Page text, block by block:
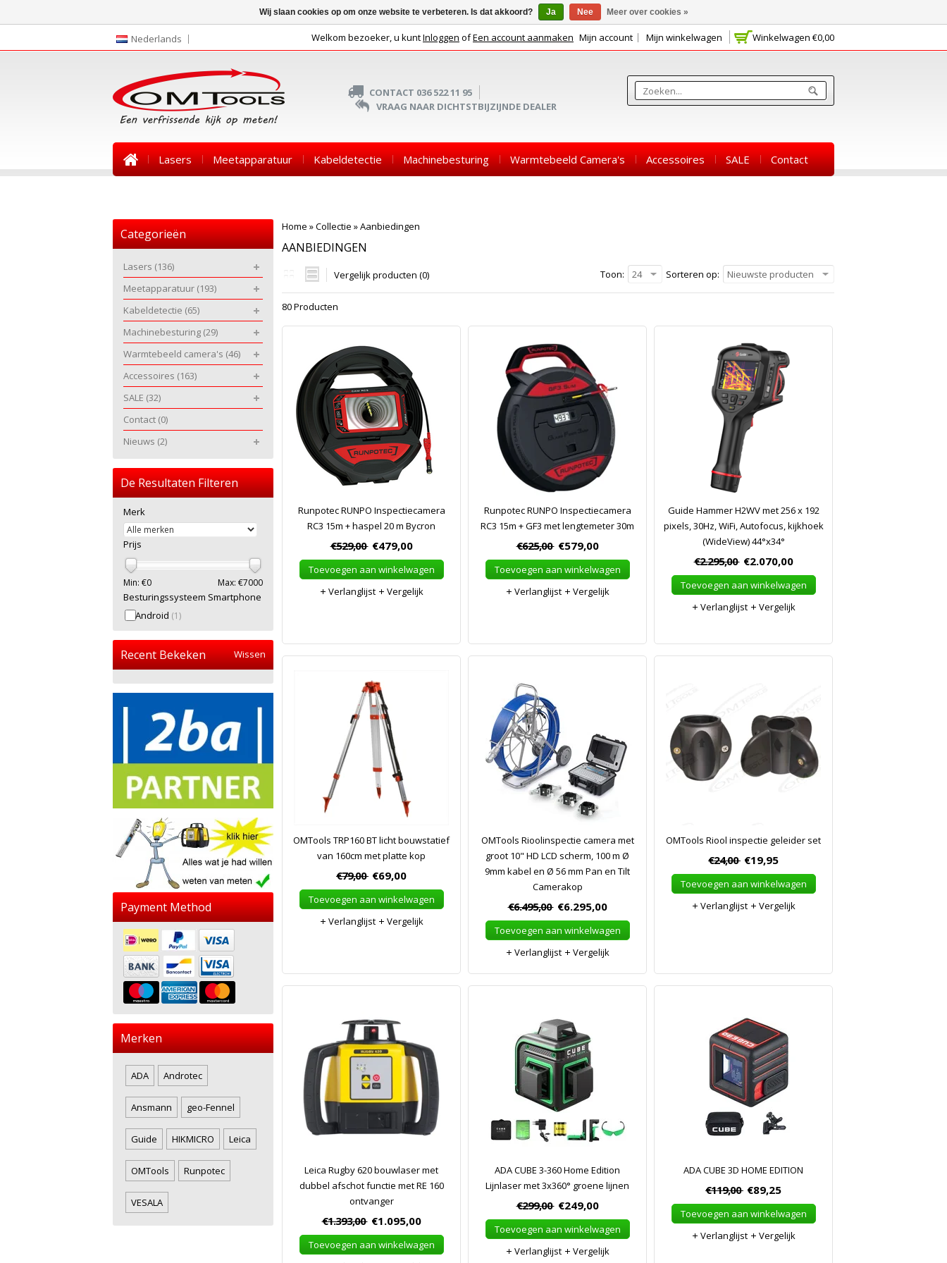
Nederlands Winkelwagen €0,00
Welkom bezoeker, u kuntInloggen ofEen account aanmaken Mijn account Mijn winkelwagen
CONTACT 036 522 11 95
VRAAG NAAR DICHTSTBIJZIJNDE DEALER
Lasers Meetapparatuur Kabeldetectie Machinebesturing Warmtebeeld Camera's Accessoires SALE Contact
Home »Collectie »Aanbiedingen
AANBIEDINGEN
Vergelijk producten (0) Sorteren op: Nieuwste producten
Toon: 24
80 Producten
Runpotec RUNPO Inspectiecamera
RC3 15m + haspel 20 m Bycron
€529,00 €479,00
Toevoegen aan winkelwagen
Verlanglijst
Vergelijk
Runpotec RUNPO Inspectiecamera
RC3 15m + GF3 met lengtemeter 30m
€625,00 €579,00
Toevoegen aan winkelwagen
Verlanglijst
Vergelijk
Guide Hammer H2WV met 256 x 192
pixels, 30Hz, WiFi, Autofocus, kijkhoek
(WideView) 44°x34°
€2.295,00 €2.070,00
Toevoegen aan winkelwagen
Verlanglijst
Vergelijk
OMTools TRP160 BT licht bouwstatief
van 160cm met platte kop
€79,00 €69,00
Toevoegen aan winkelwagen
Verlanglijst
Vergelijk
OMTools Rioolinspectie camera met
groot 10" HD LCD scherm, 100 m Ø
9mm kabel en Ø 56 mm Pan en Tilt
Camerakop
€6.495,00 €6.295,00
Toevoegen aan winkelwagen
Verlanglijst
Vergelijk
OMTools Riool inspectie geleider set
€24,00 €19,95
Toevoegen aan winkelwagen
Verlanglijst
Vergelijk
Leica Rugby 620 bouwlaser met
dubbel afschot functie met RE 160
ontvanger
€1.393,00 €1.095,00
Toevoegen aan winkelwagen
ADA CUBE 3-360 Home Edition
Lijnlaser met 3x360° groene lijnen
€299,00 €249,00
Toevoegen aan winkelwagen
Verlanglijst
Vergelijk
ADA CUBE 3D HOME EDITION
€119,00 €89,25
Toevoegen aan winkelwagen
Verlanglijst
Vergelijk
Categorieën
Lasers (136)
Meetapparatuur (193)
Kabeldetectie (65)
Machinebesturing (29)
Warmtebeeld camera's (46)
Accessoires (163)
SALE (32)
Contact (0)
Nieuws (2)
De Resultaten Filteren
Merk
Prijs
Min: €0 Max: €7000
Besturingssysteem Smartphone
Android (1)
Recent Bekeken Wissen
Payment Method
Merken
ADA Androtec
Ansmann geo-Fennel
Guide HIKMICRO Leica
OMTools Runpotec
VESALA
Wij slaan cookies op om onze website te verbeteren. Is dat akkoord? Ja Nee Meer over cookies »